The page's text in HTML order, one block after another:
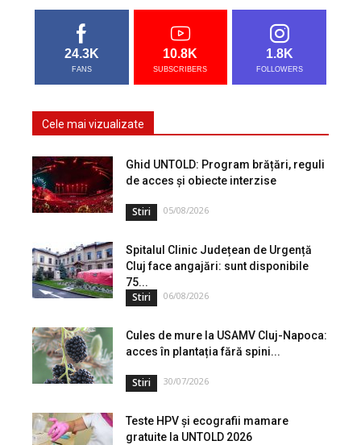
24.3K
FANS
10.8K
SUBSCRIBERS
1.8K
FOLLOWERS
Cele mai vizualizate
Ghid UNTOLD: Program brățări, reguli
de acces și obiecte interzise
Stiri 05/08/2026
Spitalul Clinic Județean de Urgență
Cluj face angajări: sunt disponibile
75...
Stiri 06/08/2026
Cules de mure la USAMV Cluj-Napoca:
acces în plantația fără spini...
Stiri 30/07/2026
Teste HPV și ecografii mamare
gratuite la UNTOLD 2026